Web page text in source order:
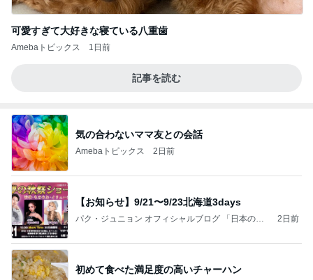
可愛すぎて大好きな寝ている八重歯
Amebaトピックス 1日前
記事を読む
気の合わないママ友との会話
Amebaトピックス 2日前
【お知らせ】9/21〜9/23北海道3days
パク・ジュニョン オフィシャルブログ 「日本の
2日前
初めて食べた満足度の高いチャーハン